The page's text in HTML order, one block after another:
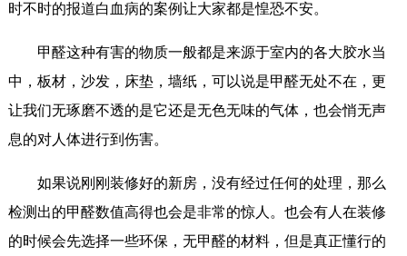
时不时的报道白血病的案例让大家都是惶恐不安。
甲醛这种有害的物质一般都是来源于室内的各大胶水当
中，板材，沙发，床垫，墙纸，可以说是甲醛无处不在，更
让我们无琢磨不透的是它还是无色无味的气体，也会悄无声
息的对人体进行到伤害。
如果说刚刚装修好的新房，没有经过任何的处理，那么
检测出的甲醛数值高得也会是非常的惊人。也会有人在装修
的时候会先选择一些环保，无甲醛的材料，但是真正懂行的